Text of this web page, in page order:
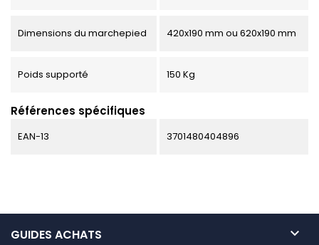
Dimensions du marchepied 420x190 mm ou 620x190 mm
Poids supporté 150 Kg
Références spécifiques
EAN-13 3701480404896
GUIDES ACHATS 